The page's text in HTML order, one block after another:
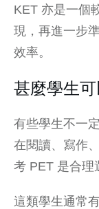
KET 亦是一個
現，再進一步
效率。
甚麼學生
有些學生不一
在閱讀、寫作
考 PET 是合理
這類學生通常